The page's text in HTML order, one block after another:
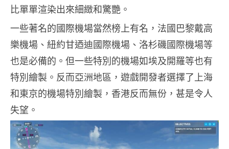
比單單渲染出來細緻和驚艷。
一些著名的國際機場當然榜上有名，法國巴黎戴高
樂機場、紐約甘迺迪國際機場、洛杉磯國際機場等
也是必備的。但一些特別的機場如埃及開羅等也有
特別繪製。反而亞洲地區，遊戲開發者選擇了上海
和東京的機場特別繪製，香港反而無份，甚是令人
失望。